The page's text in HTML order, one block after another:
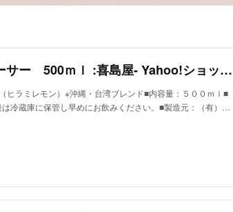
まるごとシークヮーサー 500ｍｌ :喜島屋- Yahoo!ショッピング - Ｔポイントが貯まる！使える！ネット通販
ヒラミレモン）※沖縄・台湾ブレンド■内容量：５００ｍｌ■
冷蔵庫に保管し早めにお飲みください。■製造元：（有）…